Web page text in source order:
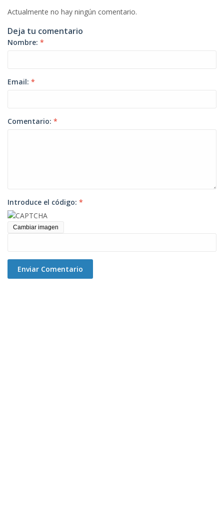
Actualmente no hay ningún comentario.
Deja tu comentario
Nombre: *
Email: *
Comentario: *
Introduce el código: *
Cambiar imagen
Enviar Comentario